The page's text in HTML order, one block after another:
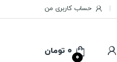
حساب کاربری من
0
۰ تومان